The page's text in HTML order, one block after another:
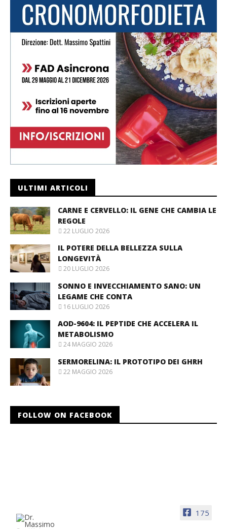
ULTIMI ARTICOLI
CARNE E CERVELLO: IL GENE CHE CAMBIA LE
REGOLE
22 LUGLIO 2026
IL POTERE DELLA BELLEZZA SULLA
LONGEVITÀ
20 LUGLIO 2026
SONNO E INVECCHIAMENTO SANO: UN
LEGAME CHE CONTA
16 LUGLIO 2026
AOD-9604: IL PEPTIDE CHE ACCELERA IL
METABOLISMO
24 MAGGIO 2026
SERMORELINA: IL PROTOTIPO DEI GHRH
22 MAGGIO 2026
FOLLOW ON FACEBOOK
175